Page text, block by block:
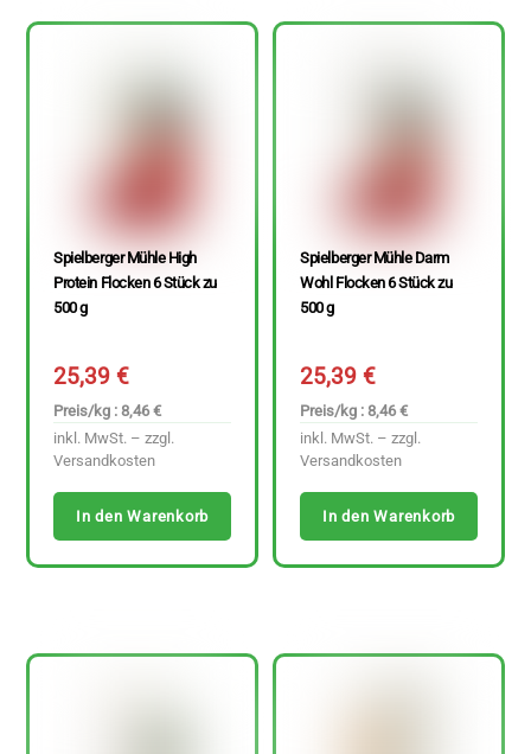
Spielberger Mühle High
Protein Flocken 6 Stück zu
500 g
25,39€
Preis/kg : 8,46 €
inkl. MwSt. – zzgl.
Versandkosten
In den Warenkorb
Spielberger Mühle Darm
Wohl Flocken 6 Stück zu
500 g
25,39€
Preis/kg : 8,46 €
inkl. MwSt. – zzgl.
Versandkosten
In den Warenkorb